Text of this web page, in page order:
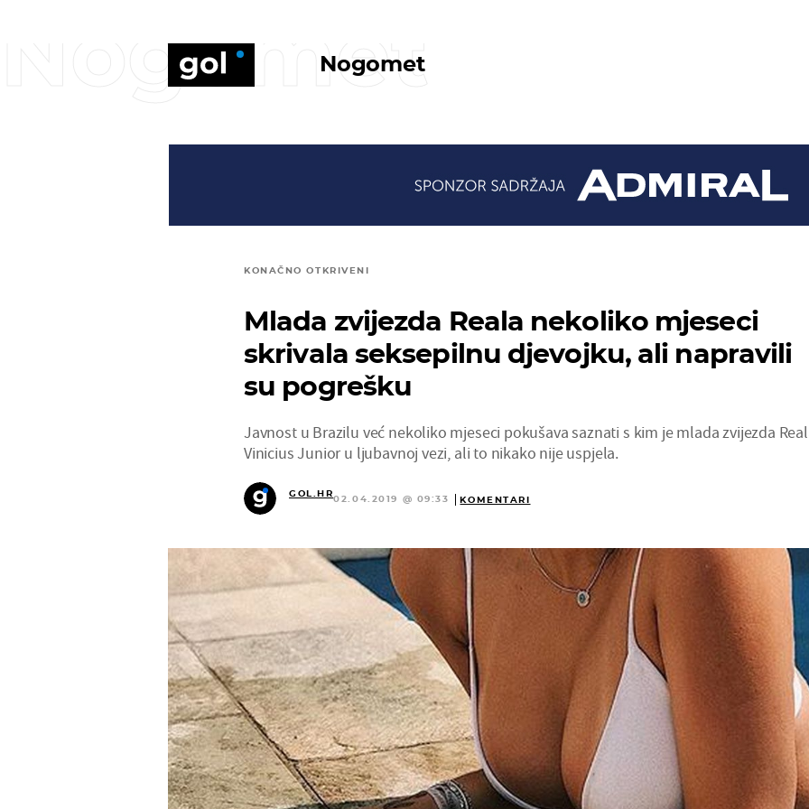
Nogomet
Nogomet
KONAČNO OTKRIVENI
Mlada zvijezda Reala nekoliko mjeseci
skrivala seksepilnu djevojku, ali napravili
su pogrešku
Javnost u Brazilu već nekoliko mjeseci pokušava saznati s kim je mlada zvijezda
Vinicius Junior u ljubavnoj vezi, ali to nikako nije uspjela.
GOL.HR
02.04.2019 @ 09:33 KOMENTARI